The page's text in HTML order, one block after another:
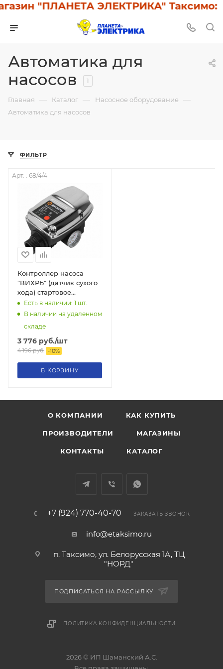
"ПЛАНЕТА ЭЛЕКТРИКА" Таксимо:
Автоматика для
насосов
1
Главная — Каталог — Насосное оборудование —
Автоматика для насосов
ФИЛЬТР
Арт. : 68/4/4
Контроллер насоса
"ВИХРЬ" (датчик сухого
хода) стартовое
давление, атм. 1,5-3,5/
1,2кВт, 68/4/4
Есть в наличии: 1 шт.
В наличии на удаленном
складе
3 776 руб./шт
4 196руб. -10%
В КОРЗИНУ
О КОМПАНИИ КАК КУПИТЬ
ПРОИЗВОДИТЕЛИ МАГАЗИНЫ
КОНТАКТЫ КАТАЛОГ
+7 (924) 770-40-70 ЗАКАЗАТЬ ЗВОНОК
info@etaksimo.ru
п. Таксимо, ул. Белорусская 1А, ТЦ
"НОРД"
ПОДПИСАТЬСЯ НА РАССЫЛКУ
ПОЛИТИКА КОНФИДЕНЦИАЛЬНОСТИ
2026 © ИП Шаманский А.С.